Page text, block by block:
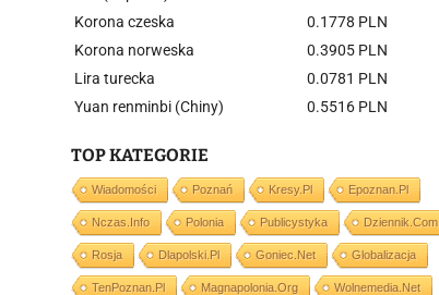
Korona czeska
0.1778 PLN
Korona norweska
0.3905 PLN
Lira turecka
0.0781 PLN
Yuan renminbi (Chiny)
0.5516 PLN
TOP KATEGORIE
Wiadomości Poznań Kresy.pl Epoznan.pl
Nczas.info Polonia Publicystyka Dziennik.com
Rosja Dlapolski.pl Goniec.net Globalizacja
TenPoznan.pl Magnapolonia.org Wolnemedia.net